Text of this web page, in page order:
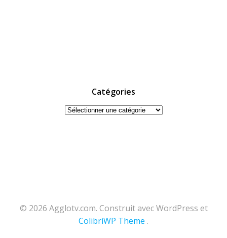
Catégories
Catégories
© 2026 Agglotv.com. Construit avec WordPress et
ColibriWP Theme .